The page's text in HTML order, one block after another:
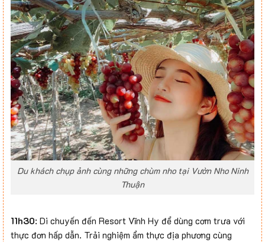
Du khách chụp ảnh cùng những chùm nho tại Vườn Nho Ninh
Thuận
11h30: Di chuyến đến Resort Vĩnh Hy để dùng cơm trưa với
thực đơn hấp dẫn. Trải nghiệm ẩm thực địa phương cùng